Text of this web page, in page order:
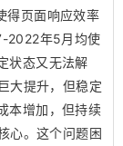
得页面响应效率
2022年5月均使
状态又无法解
大提升，但稳定
本增加，但持续
心。这个问题困